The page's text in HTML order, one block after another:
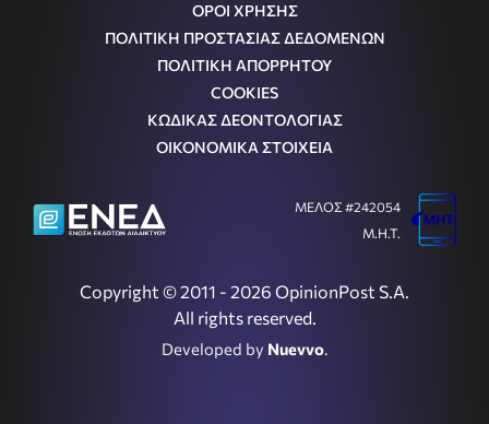
ΟΡΟΙ ΧΡΗΣΗΣ
ΠΟΛΙΤΙΚΗ ΠΡΟΣΤΑΣΙΑΣ ΔΕΔΟΜΕΝΩΝ
ΠΟΛΙΤΙΚΗ ΑΠΟΡΡΗΤΟΥ
COOKIES
ΚΩΔΙΚΑΣ ΔΕΟΝΤΟΛΟΓΙΑΣ
ΟΙΚΟΝΟΜΙΚΑ ΣΤΟΙΧΕΙΑ
Copyright © 2011 - 2026 OpinionPost S.A.
All rights reserved.
Developed by Nuevvo.
ΜΕΛΟΣ #242054
Μ.Η.Τ.